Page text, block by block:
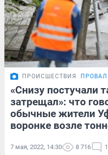
ПРОИСШЕСТВИЯ
«Снизу постучали
затрещал»: что
обычные жители
воронке возле
7 мая, 2022, 14:30 8 716